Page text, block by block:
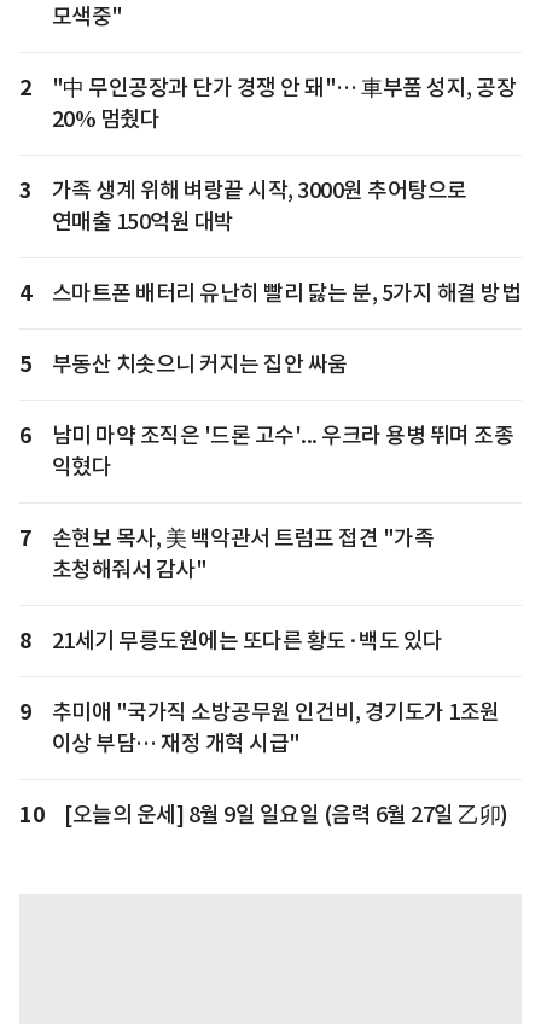
모색중"
2
"中 무인공장과 단가 경쟁 안 돼"… 車부품 성지, 공장
20% 멈췄다
3
가족 생계 위해 벼랑끝 시작, 3000원 추어탕으로
연매출 150억원 대박
4 스마트폰 배터리 유난히 빨리 닳는 분, 5가지 해결 방법
5 부동산 치솟으니 커지는 집안 싸움
6
남미 마약 조직은 '드론 고수'... 우크라 용병 뛰며 조종
익혔다
7
손현보 목사, 美 백악관서 트럼프 접견 "가족
초청해줘서 감사"
8 21세기 무릉도원에는 또다른 황도·백도 있다
9
추미애 "국가직 소방공무원 인건비, 경기도가 1조원
이상 부담… 재정 개혁 시급"
10 [오늘의 운세] 8월 9일 일요일 (음력 6월 27일 乙卯)